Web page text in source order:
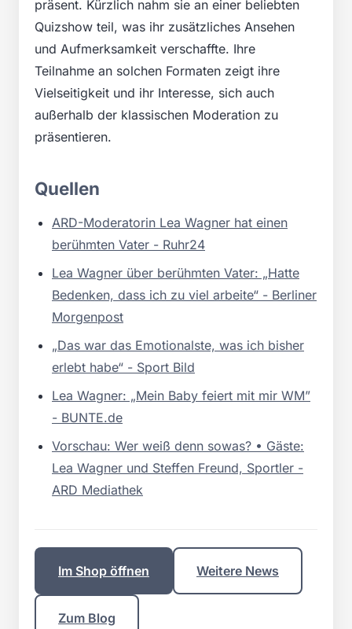
präsent. Kürzlich nahm sie an einer beliebten
Quizshow teil, was ihr zusätzliches Ansehen
und Aufmerksamkeit verschaffte. Ihre
Teilnahme an solchen Formaten zeigt ihre
Vielseitigkeit und ihr Interesse, sich auch
außerhalb der klassischen Moderation zu
präsentieren.
Quellen
ARD-Moderatorin Lea Wagner hat einen
berühmten Vater - Ruhr24
Lea Wagner über berühmten Vater: „Hatte
Bedenken, dass ich zu viel arbeite“ - Berliner
Morgenpost
„Das war das Emotionalste, was ich bisher
erlebt habe“ - Sport Bild
Lea Wagner: „Mein Baby feiert mit mir WM”
- BUNTE.de
Vorschau: Wer weiß denn sowas? • Gäste:
Lea Wagner und Steffen Freund, Sportler -
ARD Mediathek
Im Shop öffnen Weitere News
Zum Blog